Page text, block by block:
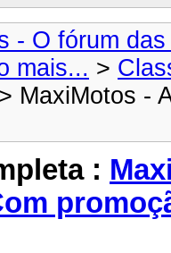
- O fórum
mais... >
> MaxiMotos -
: